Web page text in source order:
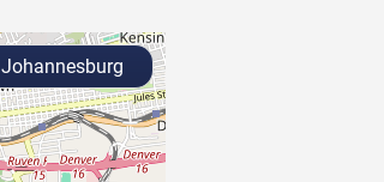
Johannesburg